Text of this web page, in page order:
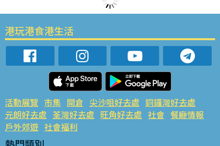
港玩港食港生活
活動展覽 市集 開倉 尖沙咀好去處 銅鑼灣好去處
元朗好去處 荃灣好去處 旺角好去處 社會 餐廳情報
戶外郊遊 社會福利